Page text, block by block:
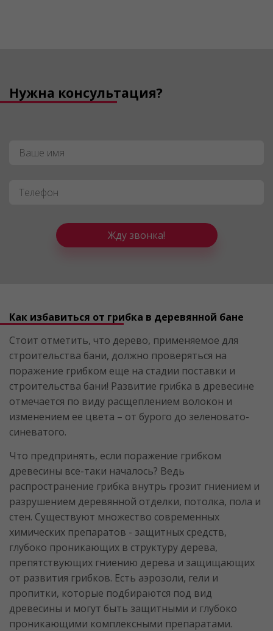
Нужна консультация?
Имя*
Телефон *
Жду звонка!
Как избавиться от грибка в деревянной бане
Стоит отметить, что дерево, применяемое для
строительства бани, должно проверяться на
поражение грибком еще на стадии поставки и
строительства бани! Развитие грибка в древесине
отмечается по виду расщеплением волокон и
изменением ее цвета – от бурого до зеленовато-
синеватого.
Что предпринять, если поражение грибком
древесины все-таки началось? Ведь
распространение грибка внутрь грозит гниением и
разрушением деревянной отделки, потолка, пола и
стен. Существуют множество современных
химических препаратов - защитных средств,
глубоко проникающих в структуру дерева,
препятствующих гниению дерева и защищающих
от развития грибков. Есть аэрозоли, гели и
пропитки, которые подбираются под вид
древесины и могут быть защитными и глубоко
проникающими комплексными препаратами.